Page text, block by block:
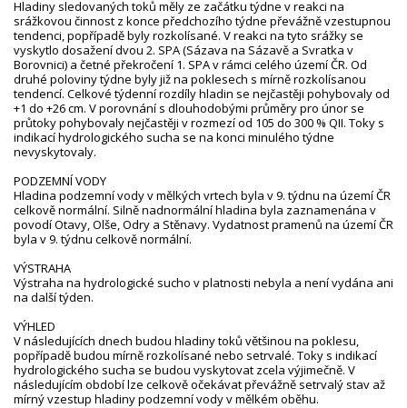
Hladiny sledovaných toků měly ze začátku týdne v reakci na
srážkovou činnost z konce předchozího týdne převážně vzestupnou
tendenci, popřípadě byly rozkolísané. V reakci na tyto srážky se
vyskytlo dosažení dvou 2. SPA (Sázava na Sázavě a Svratka v
Borovnici) a četné překročení 1. SPA v rámci celého území ČR. Od
druhé poloviny týdne byly již na poklesech s mírně rozkolísanou
tendencí. Celkové týdenní rozdíly hladin se nejčastěji pohybovaly od
+1 do +26 cm. V porovnání s dlouhodobými průměry pro únor se
průtoky pohybovaly nejčastěji v rozmezí od 105 do 300 % QII. Toky s
indikací hydrologického sucha se na konci minulého týdne
nevyskytovaly.
PODZEMNÍ VODY
Hladina podzemní vody v mělkých vrtech byla v 9. týdnu na území ČR
celkově normální. Silně nadnormální hladina byla zaznamenána v
povodí Otavy, Olše, Odry a Stěnavy. Vydatnost pramenů na území ČR
byla v 9. týdnu celkově normální.
VÝSTRAHA
Výstraha na hydrologické sucho v platnosti nebyla a není vydána ani
na další týden.
VÝHLED
V následujících dnech budou hladiny toků většinou na poklesu,
popřípadě budou mírně rozkolísané nebo setrvalé. Toky s indikací
hydrologického sucha se budou vyskytovat zcela výjimečně. V
následujícím období lze celkově očekávat převážně setrvalý stav až
mírný vzestup hladiny podzemní vody v mělkém oběhu.